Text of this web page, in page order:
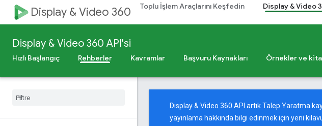
Display & Video 360 Toplu İşlem Araçlarını Keşfedin Display & Video
Display & Video 360 API'si
Hızlı Başlangıç Rehberler Kavramlar Başvuru Kaynakları Örnekler ve
Display & Video 360 API artık Talep Yaratma
yayınlama hakkında bilgi edinmek için yeni